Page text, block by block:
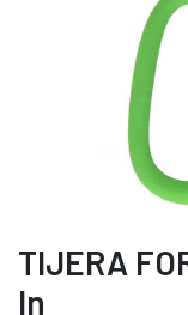
TIJERA
In